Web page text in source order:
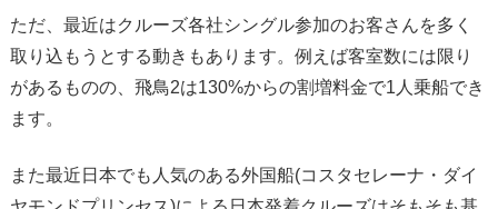
ただ、最近はクルーズ各社シングル参加のお客さんを多く
取り込もうとする動きもあります。例えば客室数には限り
があるものの、飛鳥2は130%からの割増料金で1人乗船でき
ます。
また最近日本でも人気のある外国船(コスタセレーナ・ダイ